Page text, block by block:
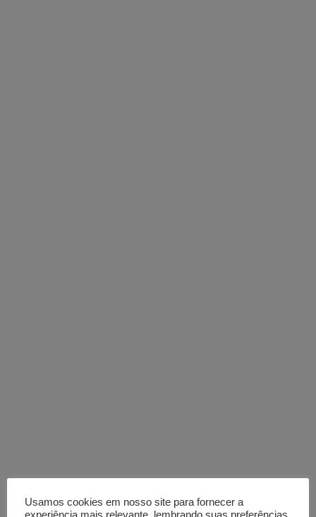
Usamos cookies em nosso site para fornecer a